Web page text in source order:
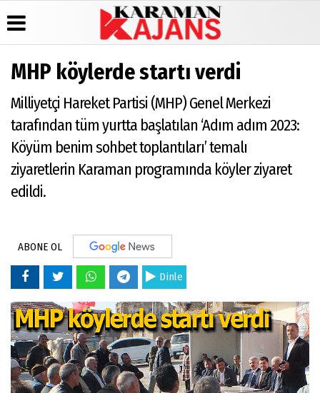
Üye Paneli
Haber
Arşivi
Günün
Haberleri
Durumu
Gazete
Manşetleri
Anketler
Biyografiler
Yazarları
Video
Galeri
Foto
Galeri
İletişim
Çerez
Gizlilik
İlkeleri
MHP köylerde startı verdi
Milliyetçi Hareket Partisi (MHP) Genel Merkezi
tarafından tüm yurtta başlatılan ‘Adım adım 2023:
Köyüm benim sohbet toplantıları’ temalı
ziyaretlerin Karaman programında köyler ziyaret
edildi.
ABONE OL
Dinle